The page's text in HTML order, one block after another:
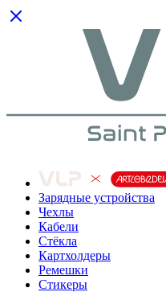
Зарядные устройства
Чехлы
Кабели
Cтёкла
Картхолдеры
Ремешки
Стикеры